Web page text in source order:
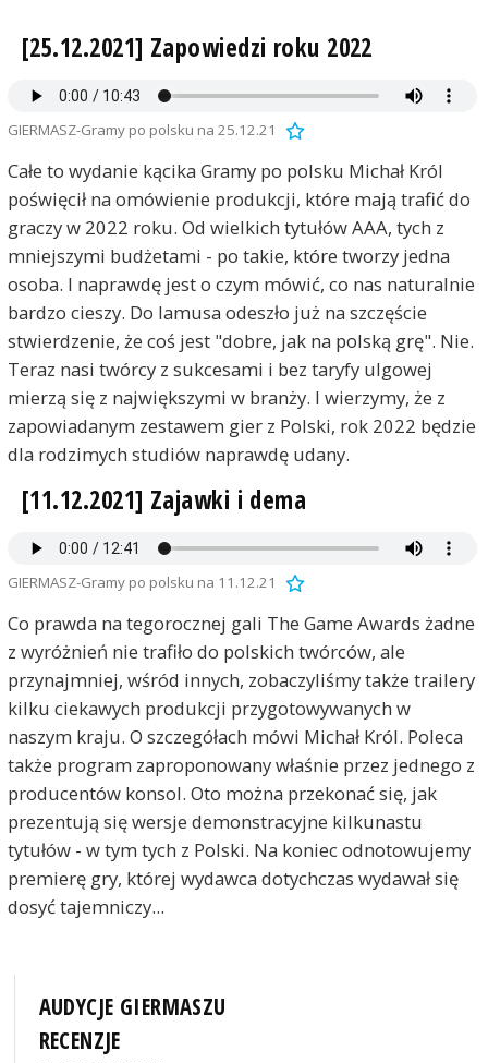
[25.12.2021] Zapowiedzi roku 2022
GIERMASZ-Gramy po polsku na 25.12.21
Całe to wydanie kącika Gramy po polsku Michał Król
poświęcił na omówienie produkcji, które mają trafić do
graczy w 2022 roku. Od wielkich tytułów AAA, tych z
mniejszymi budżetami - po takie, które tworzy jedna
osoba. I naprawdę jest o czym mówić, co nas naturalnie
bardzo cieszy. Do lamusa odeszło już na szczęście
stwierdzenie, że coś jest "dobre, jak na polską grę". Nie.
Teraz nasi twórcy z sukcesami i bez taryfy ulgowej
mierzą się z największymi w branży. I wierzymy, że z
zapowiadanym zestawem gier z Polski, rok 2022 będzie
dla rodzimych studiów naprawdę udany.
[11.12.2021] Zajawki i dema
GIERMASZ-Gramy po polsku na 11.12.21
Co prawda na tegorocznej gali The Game Awards żadne
z wyróżnień nie trafiło do polskich twórców, ale
przynajmniej, wśród innych, zobaczyliśmy także trailery
kilku ciekawych produkcji przygotowywanych w
naszym kraju. O szczegółach mówi Michał Król. Poleca
także program zaproponowany właśnie przez jednego z
producentów konsol. Oto można przekonać się, jak
prezentują się wersje demonstracyjne kilkunastu
tytułów - w tym tych z Polski. Na koniec odnotowujemy
premierę gry, której wydawca dotychczas wydawał się
dosyć tajemniczy...
AUDYCJE GIERMASZU
RECENZJE